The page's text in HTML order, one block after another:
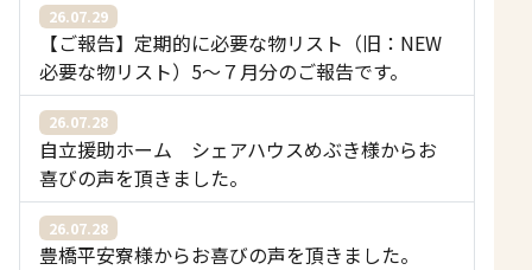
26.07.29
【ご報告】定期的に必要な物リスト（旧：NEW
必要な物リスト）5〜７月分のご報告です。
26.07.28
自立援助ホーム シェアハウスめぶき様からお
喜びの声を頂きました。
26.07.28
豊橋平安寮様からお喜びの声を頂きました。